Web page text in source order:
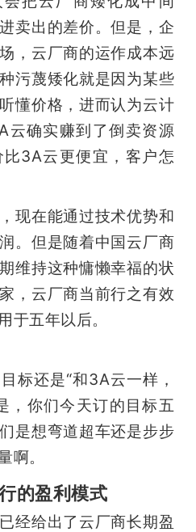
卖出的差价。但是，企
，云厂商的运作成本远
污蔑矮化就是因为某些
懂价格，进而认为云计
云确实赚到了倒卖资源
3A云更便宜，客户怎
现在能通过技术优势和
。但是随着中国云厂商
维持这种慵懒幸福的状
，云厂商当前行之有效
于五年以后。
标还是“和3A云一样，
，你们今天订的目标五
是想弯道超车还是步步
啊。
的盈利模式
经给出了云厂商长期盈